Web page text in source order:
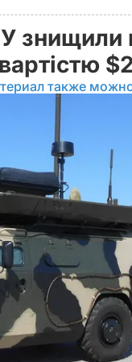
знищили
также